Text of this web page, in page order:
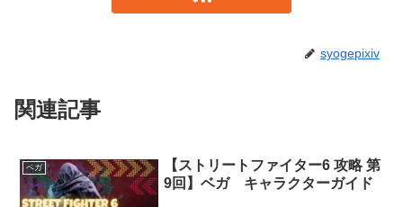
syogepixiv
関連記事
ベガ
【ストリートファイター6 攻略 第
9回】ベガ キャラクターガイド